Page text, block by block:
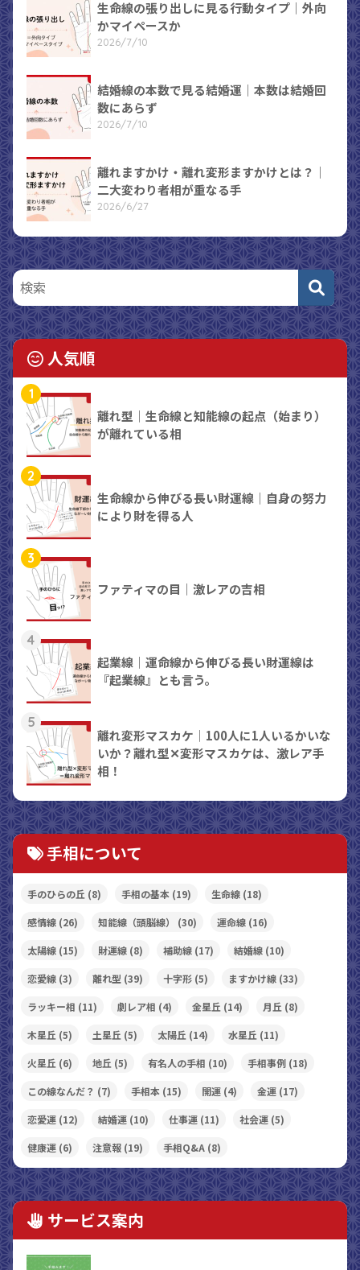
生命線の張り出しに見る行動タイプ｜外向
かマイペースか
2026/7/10
結婚線の本数で見る結婚運｜本数は結婚回
数にあらず
2026/7/10
離れますかけ・離れ変形ますかけとは？｜
二大変わり者相が重なる手
2026/6/27
人気順
1
離れ型｜生命線と知能線の起点（始まり）
が離れている相
2
生命線から伸びる長い財運線｜自身の努力
により財を得る人
3
ファティマの目｜激レアの吉相
4
起業線｜運命線から伸びる長い財運線は
『起業線』とも言う。
5
離れ変形マスカケ｜100人に1人いるかいな
いか？離れ型✕変形マスカケは、激レア手
相！
手相について
手のひらの丘 (8) 手相の基本 (19) 生命線 (18)
感情線 (26) 知能線（頭脳線） (30) 運命線 (16)
太陽線 (15) 財運線 (8) 補助線 (17) 結婚線 (10)
恋愛線 (3) 離れ型 (39) 十字形 (5) ますかけ線 (33)
ラッキー相 (11) 劇レア相 (4) 金星丘 (14) 月丘 (8)
木星丘 (5) 土星丘 (5) 太陽丘 (14) 水星丘 (11)
火星丘 (6) 地丘 (5) 有名人の手相 (10) 手相事例 (18)
この線なんだ？ (7) 手相本 (15) 開運 (4) 金運 (17)
恋愛運 (12) 結婚運 (10) 仕事運 (11) 社会運 (5)
健康運 (6) 注意報 (19) 手相Q&A (8)
サービス案内